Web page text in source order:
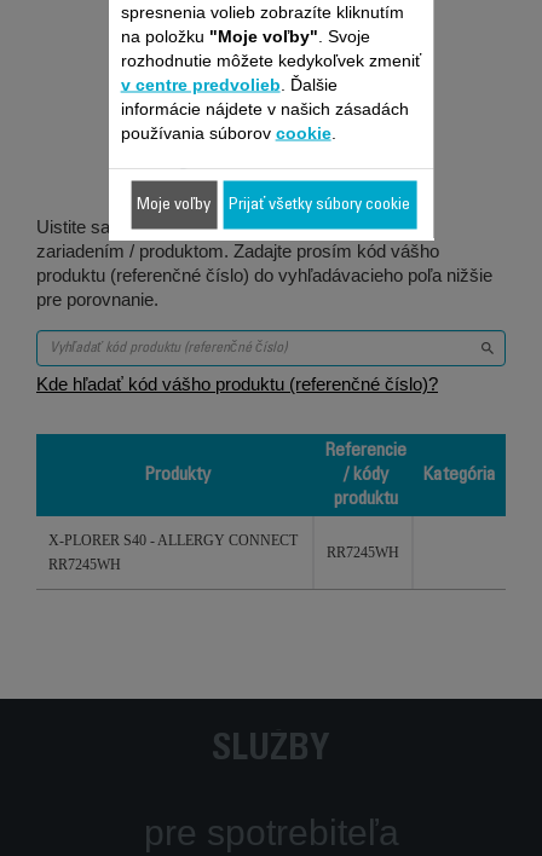
Je vhodné pre 1
produktov
Uistite sa, že je táto položka kompatibilná s vaším
zariadením / produktom. Zadajte prosím kód vášho
produktu (referenčné číslo) do vyhľadávacieho poľa nižšie
pre porovnanie.
Kde hľadať kód vášho produktu (referenčné číslo)?
Produkty
Referencie
/ kódy
produktu
Kategória
/ kódy
X-PLORER S40 - ALLERGY CONNECT
RR7245WH
RR7245WH
SLUŽBY
pre spotrebiteľa
spresnenia volieb zobrazíte kliknutím
na položku "Moje voľby" . Svoje
rozhodnutie môžete kedykoľvek zmeniť
v centre predvolieb . Ďalšie
informácie nájdete v našich zásadách
používania súborov cookie.
Moje voľby Prijať všetky súbory cookie